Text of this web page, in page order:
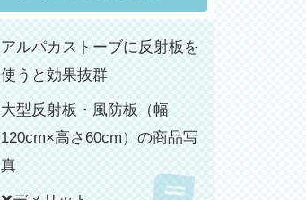
アルパカストーブに反射板を
使うと効果抜群
大型反射板・風防板（幅
120cm×高さ60cm）の商品写
真